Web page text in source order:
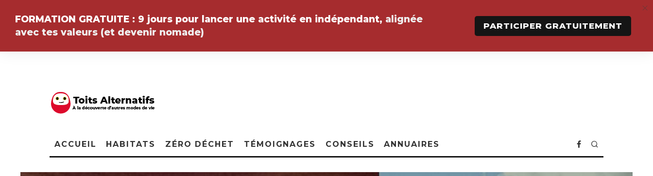
ACCUEIL HABITATS ZÉRO DÉCHET TÉMOIGNAGES CONSEILS ANNUAIRES
FORMATION GRATUITE : 9 jours pour lancer une activité en indépendant, alignée
avec tes valeurs (et devenir nomade)
PARTICIPER GRATUITEMENT